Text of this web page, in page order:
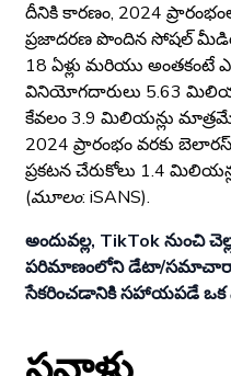
దీనికి కారణం, 2024
ప్రజాదరణ పొందిన సోషల్
18 ఏళ్లు మరియు అంతకంటే
వినియోగదారులు 5.63
కేవలం 3.9 మిలియన్లు
2024 ప్రారంభం వరకు
ప్రకటన చేరుకోలు 1.4
(మూలం: iSANS).
అందువల్ల, TikTok నుంచి
పరిమాణంలోని డేటా/
సేకరించడానికి సహాయపడే ఒక